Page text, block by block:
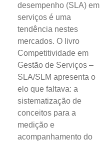
desempenho (SLA) em
serviços é uma
tendência nestes
mercados. O livro
Competitividade em
Gestão de Serviços –
SLA/SLM apresenta o
elo que faltava: a
sistematização de
conceitos para a
medição e
acompanhamento do